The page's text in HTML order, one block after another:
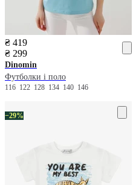
₴ 419
₴ 299
Dinomin
Футболки і поло
116 122 128 134 140 146
−29%